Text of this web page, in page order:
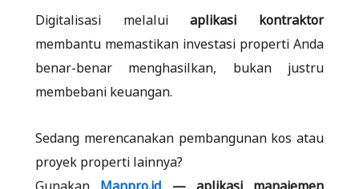
Digitalisasi melaluiaplikasi kontraktor
membantu memastikan investasi properti Anda
benar-benar menghasilkan, bukan justru
membebani keuangan.
Sedang merencanakan pembangunan kos atau
proyek properti lainnya?
Gunakan Manpro.id — aplikasi manajemen